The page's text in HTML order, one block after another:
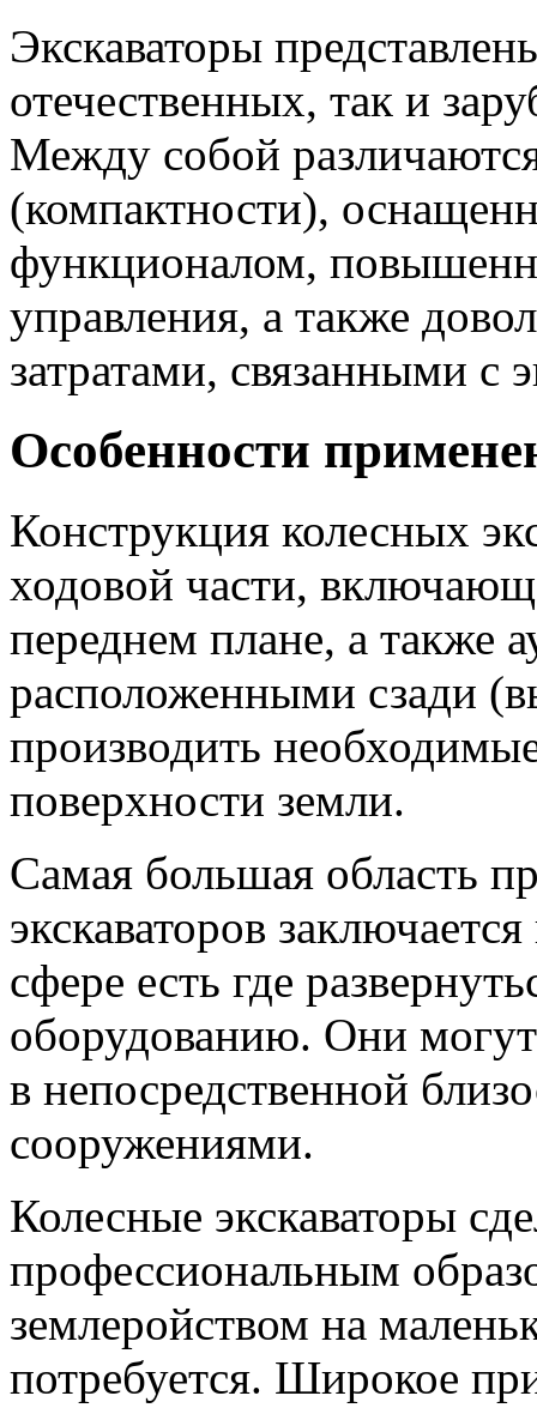
Экскаваторы
отечественных, так и
Между собой
(компактности),
функционалом,
управления, а также
затратами, связанными с
Особенности
Конструкция колесных
ходовой части,
переднем плане, а также
расположенными сзади
производить
поверхности земли.
Самая большая область
экскаваторов
сфере есть где
оборудованию. Они могут
в непосредственной
сооружениями.
Колесные экскаваторы
профессиональным
землеройством на
потребуется. Широкое